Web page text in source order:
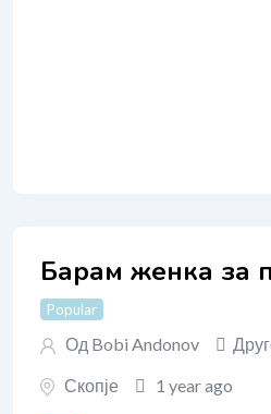
Барам женка за
Popular
Од Bobi Andonov
Скопје 1 year ago